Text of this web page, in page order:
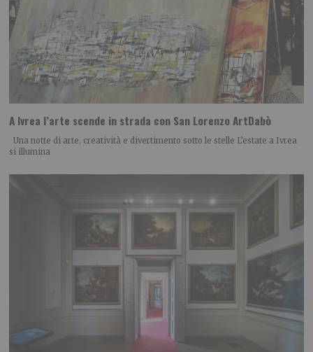
A Ivrea l’arte scende in strada con San Lorenzo ArtDabò
Una notte di arte, creatività e divertimento sotto le stelle L’estate a Ivrea
si illumina